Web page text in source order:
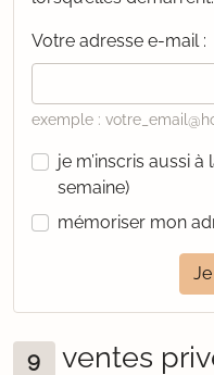
Votre adresse e-mail :
exemple :
je m’inscris aussi
semaine)
mémoriser mon
9
ventes